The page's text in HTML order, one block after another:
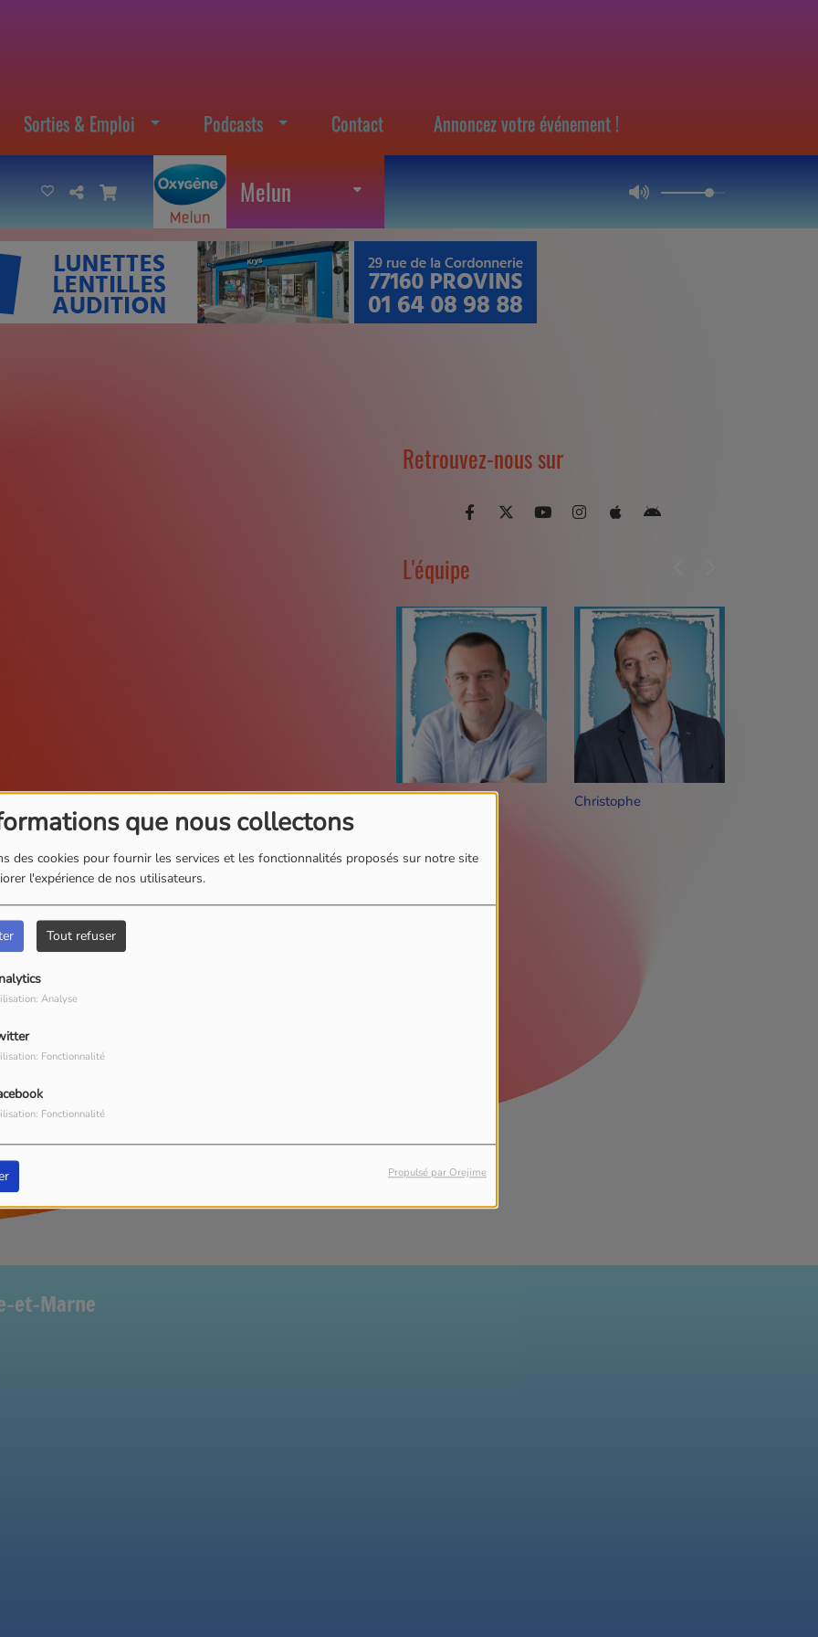
que nous collectons
des cookies pour fournir les services et les fonctionnalités proposés sur notre site
l'expérience de nos utilisateurs.
Tout refuser
Analyse
Fonctionnalité
Fonctionnalité
Propulsé par Orejime
Sorties & Emploi Podcasts Contact Annoncez votre événement !
Melun
BEAULIEU -
-
BEAULIEU -
Retrouvez-nous sur
L'équipe
Nico Christophe Valendrin
et-Marne